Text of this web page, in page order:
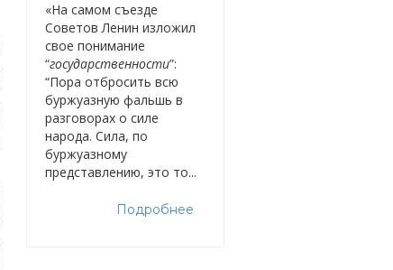
«На самом съезде
Советов Ленин изложил
свое понимание
“государственности”:
“Пора отбросить всю
буржуазную фальшь в
разговорах о силе
народа. Сила, по
буржуазному
представлению, это то...
Подробнее